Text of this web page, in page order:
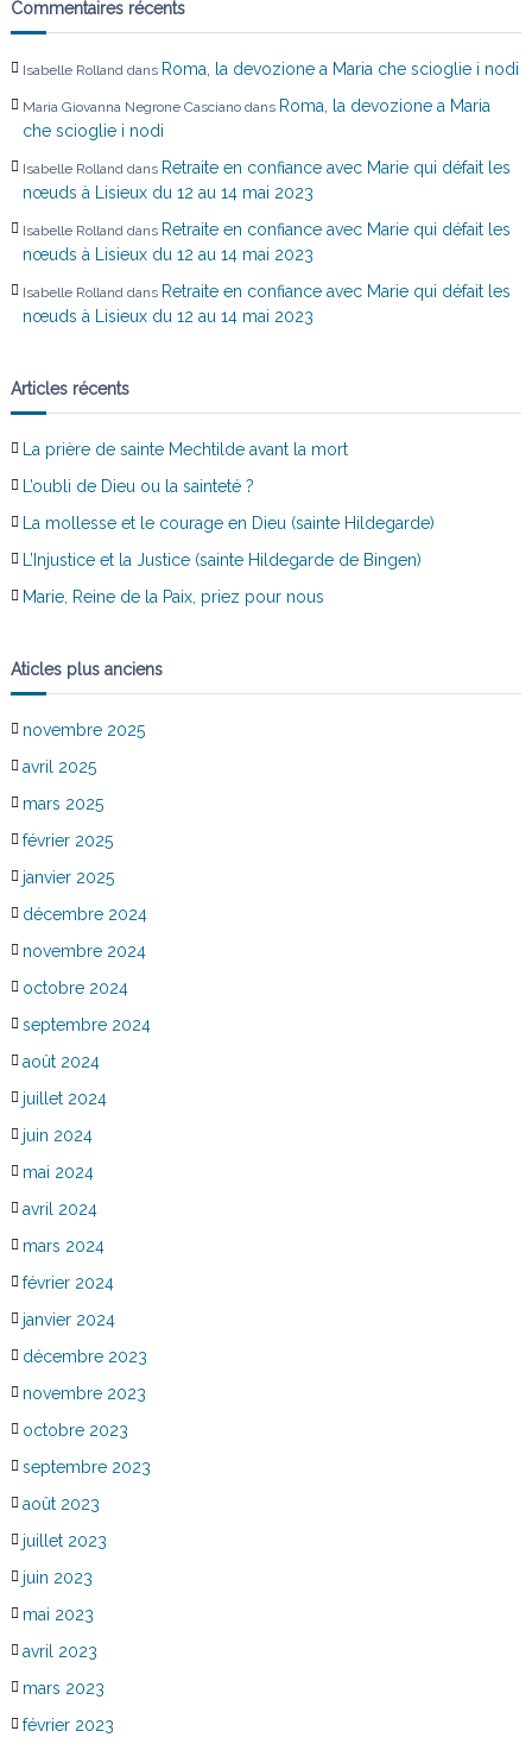
r
t
c
e
Commentaires récents
Isabelle Rolland dans Roma, la devozione a Maria che scioglie i nodi
Maria Giovanna Negrone Cascianodans Roma, la devozione a Maria
che scioglie i nodi
Isabelle Rolland dans Retraite en confiance avec Marie qui défait les
nœuds à Lisieux du 12 au 14 mai 2023
Isabelle Rolland dans Retraite en confiance avec Marie qui défait les
nœuds à Lisieux du 12 au 14 mai 2023
Isabelle Rolland dans Retraite en confiance avec Marie qui défait les
nœuds à Lisieux du 12 au 14 mai 2023
Articles récents
La prière de sainte Mechtilde avant la mort
L’oubli de Dieu ou la sainteté ?
La mollesse et le courage en Dieu (sainte Hildegarde)
L’Injustice et la Justice (sainte Hildegarde de Bingen)
Marie, Reine de la Paix, priez pour nous
Aticles plus anciens
novembre 2025
avril 2025
mars 2025
février 2025
janvier 2025
décembre 2024
novembre 2024
octobre 2024
septembre 2024
août 2024
juillet 2024
juin 2024
mai 2024
avril 2024
mars 2024
février 2024
janvier 2024
décembre 2023
novembre 2023
octobre 2023
septembre 2023
août 2023
juillet 2023
juin 2023
mai 2023
avril 2023
mars 2023
février 2023